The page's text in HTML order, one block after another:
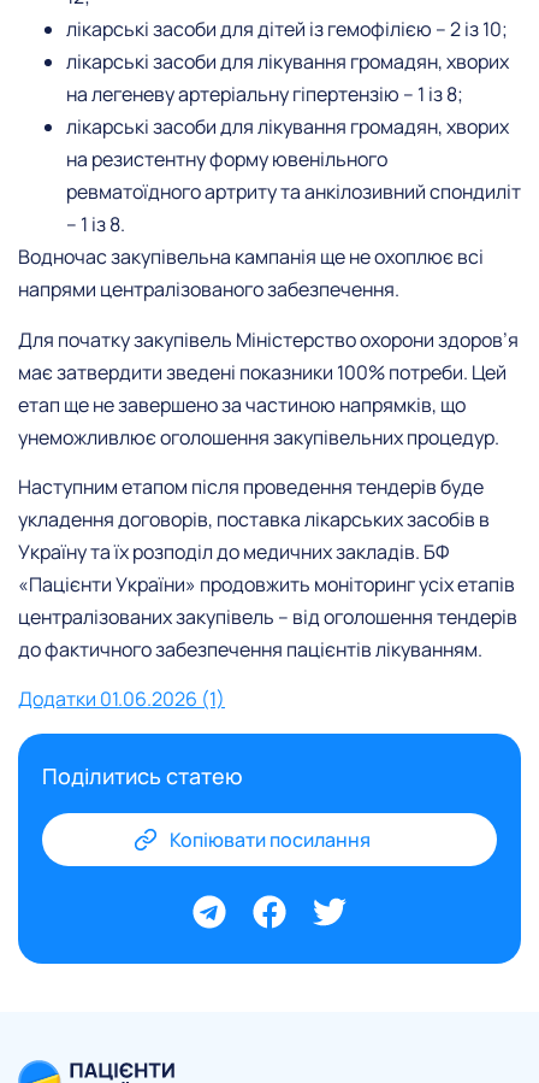
лікарські засоби для дітей із гемофілією – 2 із 10;
лікарські засоби для лікування громадян, хворих
на легеневу артеріальну гіпертензію – 1 із 8;
лікарські засоби для лікування громадян, хворих
на резистентну форму ювенільного
ревматоїдного артриту та анкілозивний спондиліт
– 1 із 8.
Водночас закупівельна кампанія ще не охоплює всі
напрями централізованого забезпечення.
Для початку закупівель Міністерство охорони здоров’я
має затвердити зведені показники 100% потреби. Цей
етап ще не завершено за частиною напрямків, що
унеможливлює оголошення закупівельних процедур.
Наступним етапом після проведення тендерів буде
укладення договорів, поставка лікарських засобів в
Україну та їх розподіл до медичних закладів. БФ
«Пацієнти України» продовжить моніторинг усіх етапів
централізованих закупівель – від оголошення тендерів
до фактичного забезпечення пацієнтів лікуванням.
Додатки 01.06.2026 (1)
Поділитись статею
Копіювати посилання